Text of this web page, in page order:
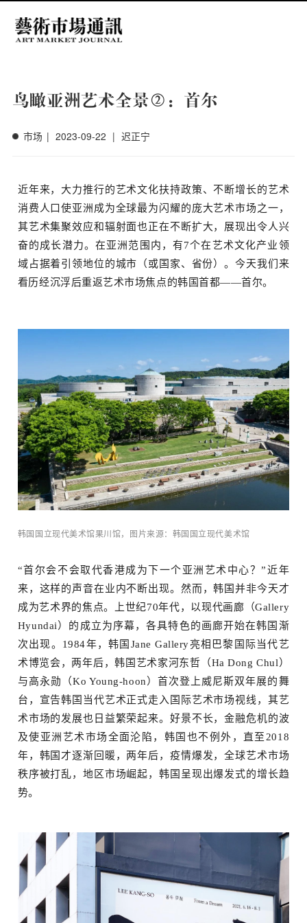
鸟瞰亚洲艺术全景②：首尔
市场 | 2023-09-22 | 迟正宁
近年来，大力推行的艺术文化扶持政策、不断增长的艺术
消费人口使亚洲 成为全球最为闪耀的庞大艺术市场之一，
其艺术集聚效应和辐射面也正在不断扩大，展现出令人兴
奋的成长潜力。 在亚洲范围内，有7个在艺术文化产业领
域占据着引领地位的城市 （或国家、省份）。今天我们来
看历经沉浮后重返艺术市场焦点的韩国首都——首尔。
韩国国立现代美术馆果川馆，图片来源：韩国国立现代美术馆
“首尔会不会取代香港成为下一个亚洲艺术中心？”近年
来，这样的声音在业内不断出现。然而，韩国并非今天才
成为艺术界的焦点。上世纪70年代，以现代画廊（Gallery
Hyundai）的成立为序幕，各具特色的画廊开始在韩国渐
次出现。1984年，韩国Jane Gallery亮相巴黎国际当代艺
术博览会，两年后，韩国艺术家河东哲（Ha Dong Chul）
与高永勋（Ko Young-hoon）首次登上威尼斯双年展的舞
台，宣告韩国当代艺术正式走入国际艺术市场视线，其艺
术市场的发展也日益繁荣起来。好景不长，金融危机的波
及使亚洲艺术市场全面沦陷，韩国也不例外，直至2018
年，韩国才逐渐回暖，两年后，疫情爆发，全球艺术市场
秩序被打乱，地区市场崛起，韩国呈现出爆发式的增长趋
势。